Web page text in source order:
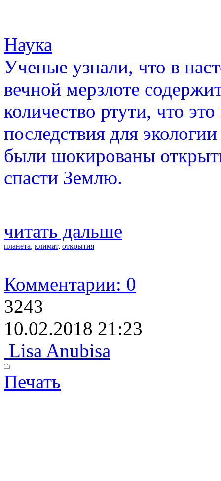
Наука
Ученые узнали, что в
вечной мерзлоте
количество ртути, что
последствия для
были шокированы
спасти Землю.
читать дальше
планета, климат, открытия
Комментарии: 0
3243
10.02.2018 21:23
Lisa Anubisa
Печать